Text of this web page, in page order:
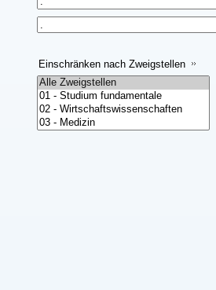
Einschränken nach Zweigstellen